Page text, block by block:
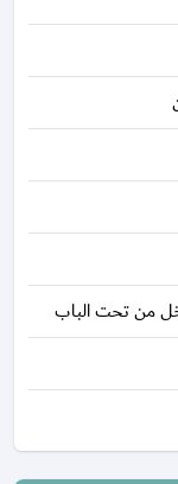
من تحت الباب